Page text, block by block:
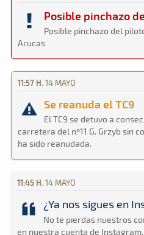
Posible pinchazo
Posible pinchazo del
Arucas
11:57 H. 14 MAYO
Se reanuda el TC9
El TC9 se detuvo a
carretera del nº11 G. Grzyb sin
ha sido reanudada.
11:45 H. 14 MAYO
¿Ya nos sigues en
No te pierdas nuestros
en nuestra cuenta de Instagram.